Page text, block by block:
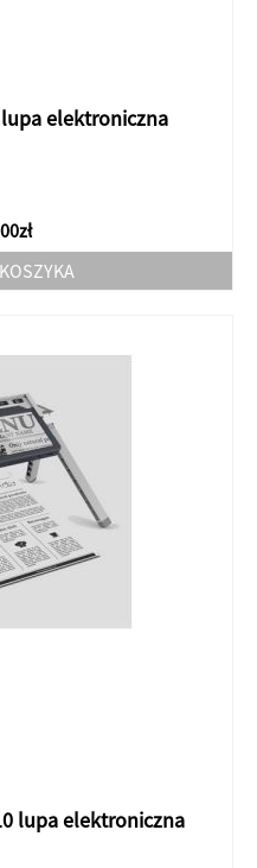
elektroniczna
zł
lupa elektroniczna